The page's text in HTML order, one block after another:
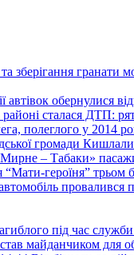
зберігання гранати
обернулися
сталася ДТП:
полеглого у 2014
громади
– Табаки»
героїня” трьом
провалився
під час
став майданчиком для